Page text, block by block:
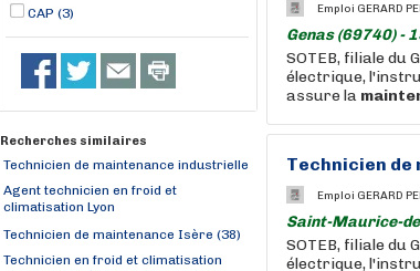
CAP (3)
Recherches similaires
Technicien de maintenance industrielle
Agent technicien en froid et
climatisation Lyon
Technicien de maintenance Isère (38)
Technicien en froid et climatisation
Emploi GERARD
Genas (69740) -
SOTEB, filiale du
électrique,
assure la
Technicien de
Emploi GERARD
Saint-Maurice-
SOTEB, filiale du
électrique,